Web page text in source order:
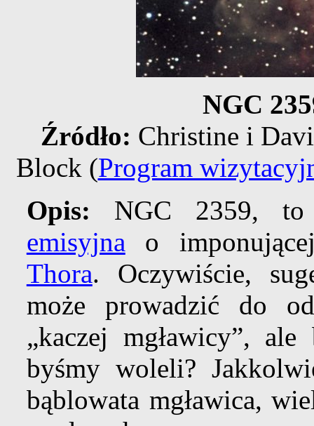
NGC
Źródło: Christine i
Block (Program
Opis: NGC 2359,
emisyjna o
Thora. Oczywiście,
może prowadzić do
„kaczej mgławicy”,
byśmy woleli?
bąblowata mgławica,